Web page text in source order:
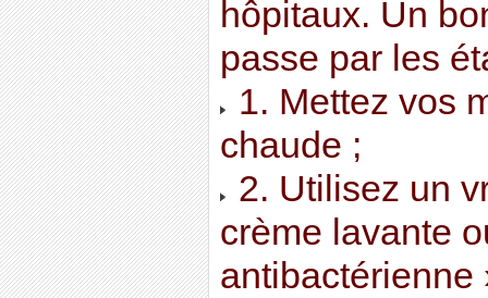
hôpitaux. Un
passe par les
1. Mettez vos
chaude ;
2. Utilisez un
crème lavante
antibactérienne